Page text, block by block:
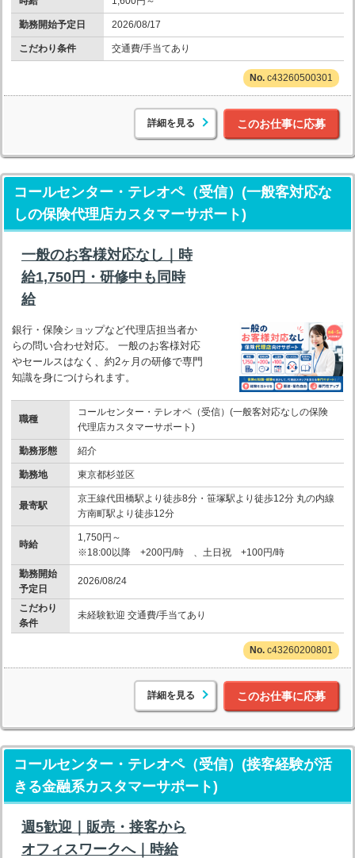
勤務開始予定日 2026/08/17
こだわり条件 交通費/手当てあり
c43260500301
詳細を見る このお仕事に応募
コールセンター・テレオペ（受信）(一般客対応な
しの保険代理店カスタマーサポート)
一般のお客様対応なし｜時
給1,750円・研修中も同時
給
銀行・保険ショップなど代理店担当者か
らの問い合わせ対応。 一般のお客様対応
やセールスはなく、約2ヶ月の研修で専門
知識を身につけられます。
職種
コールセンター・テレオペ（受信）(一般客対応なしの保険
代理店カスタマーサポート)
勤務形態 紹介
勤務地 東京都杉並区
最寄駅
京王線代田橋駅より徒歩8分・笹塚駅より徒歩12分 丸の内線
方南町駅より徒歩12分
時給
1,750円～
※18:00以降 +200円/時 、土日祝 +100円/時
勤務開始
予定日
2026/08/24
こだわり
条件
未経験歓迎 交通費/手当てあり
c43260200801
詳細を見る このお仕事に応募
コールセンター・テレオペ（受信）(接客経験が活
きる金融系カスタマーサポート)
週5歓迎｜販売・接客から
オフィスワークへ｜時給